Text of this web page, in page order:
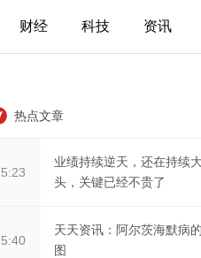
财经 科技 资讯
热点文章
业绩持续逆天，还在持续
头，关键已经不贵了
天天资讯：阿尔茨海默病
图